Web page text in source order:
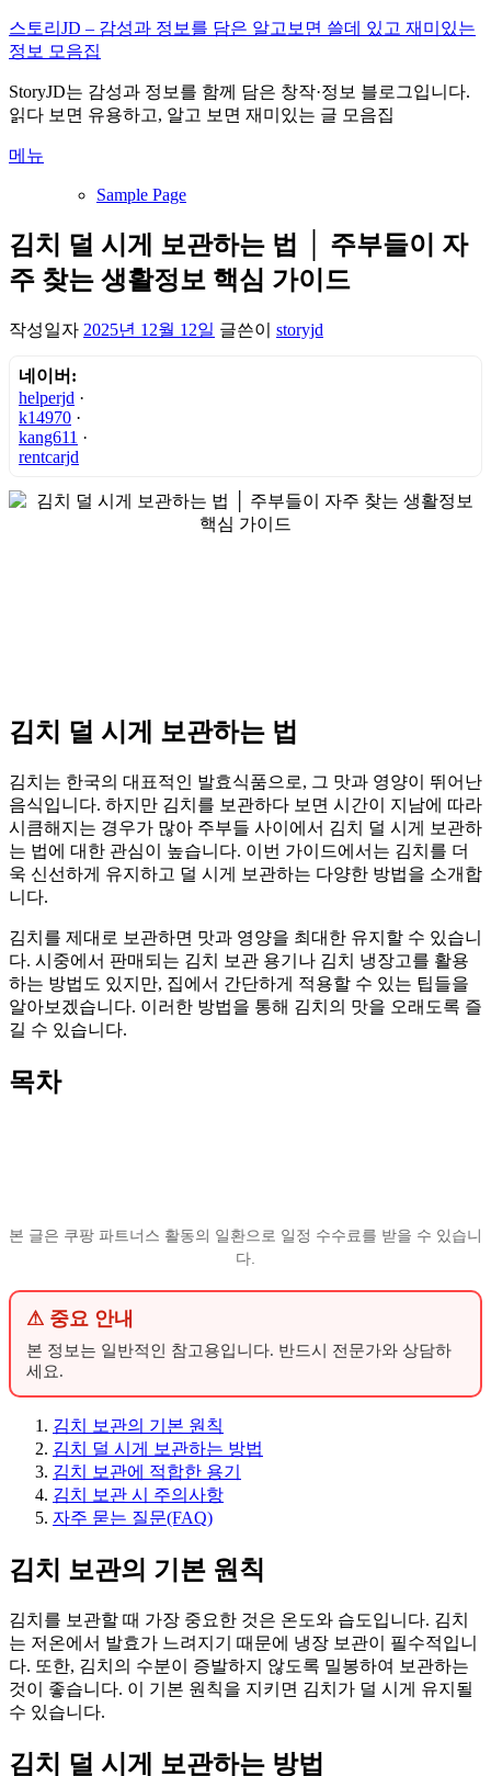
내
용
로
바
가
스토리JD – 감성과 정보를 담은 알고보면 쓸데 있고 재미있는
정보 모음집
StoryJD는 감성과 정보를 함께 담은 창작·정보 블로그입니다.
읽다 보면 유용하고, 알고 보면 재미있는 글 모음집
메뉴
Sample Page
김치 덜 시게 보관하는 법 │ 주부들이 자
주 찾는 생활정보 핵심 가이드
작성일자 2025년 12월 12일 글쓴이 storyjd
네이버:
helperjd ·
k14970 ·
kang611 ·
rentcarjd
김치 덜 시게 보관하는 법
김치는 한국의 대표적인 발효식품으로, 그 맛과 영양이 뛰어난
음식입니다. 하지만 김치를 보관하다 보면 시간이 지남에 따라
시큼해지는 경우가 많아 주부들 사이에서 김치 덜 시게 보관하
는 법에 대한 관심이 높습니다. 이번 가이드에서는 김치를 더
욱 신선하게 유지하고 덜 시게 보관하는 다양한 방법을 소개합
니다.
김치를 제대로 보관하면 맛과 영양을 최대한 유지할 수 있습니
다. 시중에서 판매되는 김치 보관 용기나 김치 냉장고를 활용
하는 방법도 있지만, 집에서 간단하게 적용할 수 있는 팁들을
알아보겠습니다. 이러한 방법을 통해 김치의 맛을 오래도록 즐
길 수 있습니다.
목차
본 글은 쿠팡 파트너스 활동의 일환으로 일정 수수료를 받을 수 있습니
다.
⚠ 중요 안내
본 정보는 일반적인 참고용입니다. 반드시 전문가와 상담하
세요.
김치 보관의 기본 원칙
김치 덜 시게 보관하는 방법
김치 보관에 적합한 용기
김치 보관 시 주의사항
자주 묻는 질문(FAQ)
김치 보관의 기본 원칙
김치를 보관할 때 가장 중요한 것은 온도와 습도입니다. 김치
는 저온에서 발효가 느려지기 때문에 냉장 보관이 필수적입니
다. 또한, 김치의 수분이 증발하지 않도록 밀봉하여 보관하는
것이 좋습니다. 이 기본 원칙을 지키면 김치가 덜 시게 유지될
수 있습니다.
김치 덜 시게 보관하는 방법